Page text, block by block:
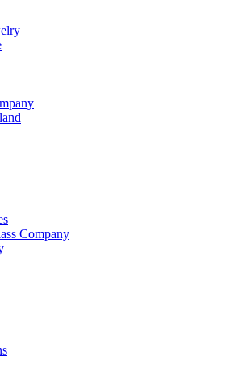
Company